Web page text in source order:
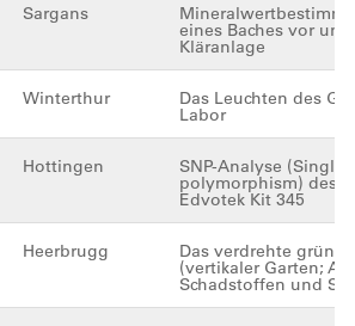
Sargans
eines Baches vor
Kläranlage
Winterthur Das Leuchten des
Labor
Hottingen SNP-Analyse (Single
polymorphism) des
Edvotek Kit 345
Heerbrugg Das verdrehte grüne
(vertikaler Garten;
Schadstoffen und